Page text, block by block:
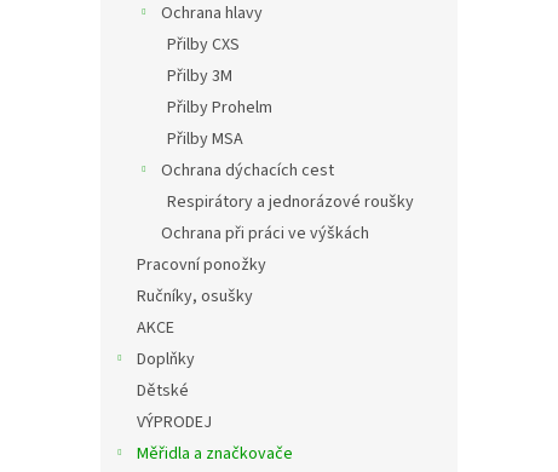
Ochrana hlavy
Přilby CXS
Přilby 3M
Přilby Prohelm
Přilby MSA
Ochrana dýchacích cest
Respirátory a jednorázové roušky
Ochrana při práci ve výškách
Pracovní ponožky
Ručníky, osušky
AKCE
Doplňky
Dětské
VÝPRODEJ
Měřidla a značkovače